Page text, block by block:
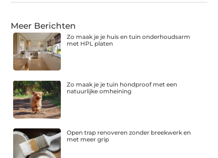
Meer Berichten
Zo maak je je huis en tuin onderhoudsarm
met HPL platen
Zo maak je je tuin hondproof met een
natuurlijke omheining
Open trap renoveren zonder breekwerk en
met meer grip